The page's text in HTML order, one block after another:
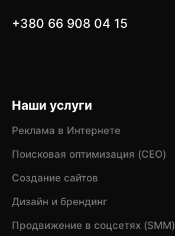
+380 66 908 04 15
Наши услуги
Реклама в Интернете
Поисковая оптимизация (CEO)
Создание сайтов
Дизайн и брендинг
Продвижение в соцсетях (SMM)